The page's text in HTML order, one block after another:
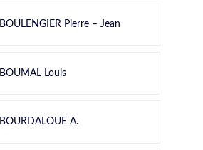
BOULENGIER Pierre – Jean
BOUMAL Louis
BOURDALOUE A.